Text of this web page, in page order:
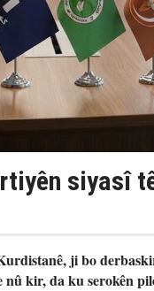
siyasî
ji bo
kir, da ku serokên